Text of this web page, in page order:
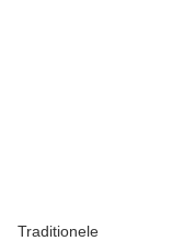
Traditionele